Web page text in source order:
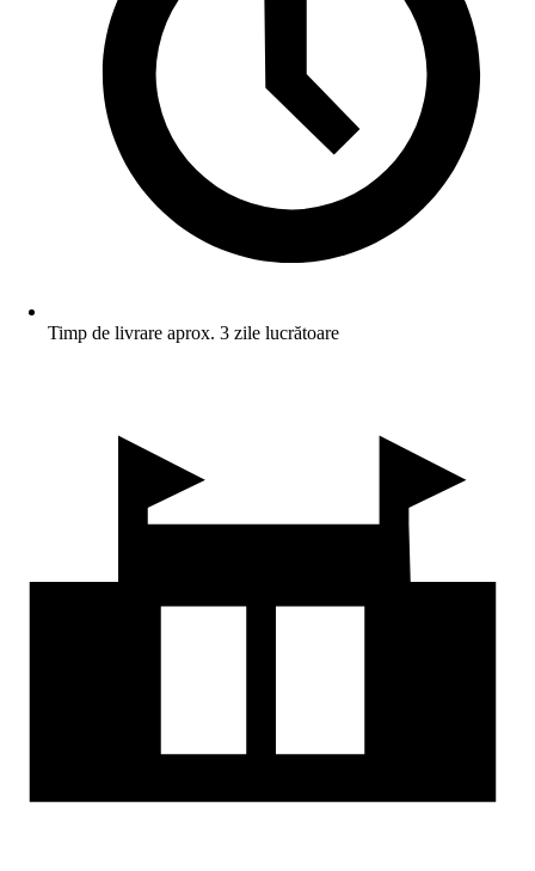
Timp de livrare aprox. 3 zile lucrătoare